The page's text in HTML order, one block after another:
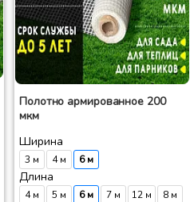
Полотно армированное 200
мкм
Ширина
3 м 4 м 6 м
Длина
4 м 5 м 6 м 7 м 12 м
8 м